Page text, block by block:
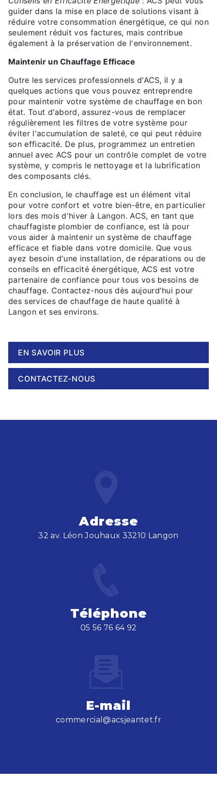
guider dans la mise en place de solutions visant à
réduire votre consommation énergétique, ce qui non
seulement réduit vos factures, mais contribue
également à la préservation de l'environnement.
Maintenir un Chauffage Efficace
Outre les services professionnels d'ACS, il y a
quelques actions que vous pouvez entreprendre
pour maintenir votre système de chauffage en bon
état. Tout d'abord, assurez-vous de remplacer
régulièrement les filtres de votre système pour
éviter l'accumulation de saleté, ce qui peut réduire
son efficacité. De plus, programmez un entretien
annuel avec ACS pour un contrôle complet de votre
système, y compris le nettoyage et la lubrification
des composants clés.
En conclusion, le chauffage est un élément vital
pour votre confort et votre bien-être, en particulier
lors des mois d'hiver à Langon. ACS, en tant que
chauffagiste plombier de confiance, est là pour
vous aider à maintenir un système de chauffage
efficace et fiable dans votre domicile. Que vous
ayez besoin d'une installation, de réparations ou de
conseils en efficacité énergétique, ACS est votre
partenaire de confiance pour tous vos besoins de
chauffage. Contactez-nous dès aujourd'hui pour
des services de chauffage de haute qualité à
Langon et ses environs.
EN SAVOIR PLUS
CONTACTEZ-NOUS
Adresse
32 av. Léon Jouhaux 33210 Langon
Téléphone
05 56 76 64 92
E-mail
commercial@acsjeantet.fr